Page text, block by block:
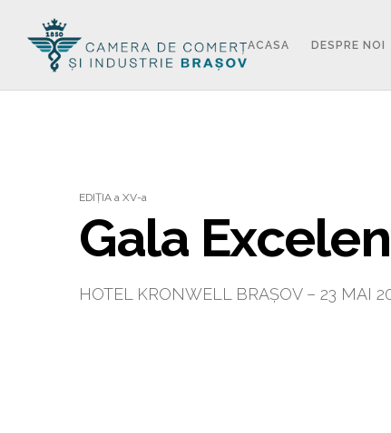
ACASA DESPRE NOI
EDIȚIA a XV-a
Gala
HOTEL KRONWELL BRAȘOV – 23 MAI